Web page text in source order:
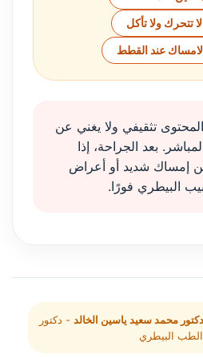
تتحرك ولا تأكل
عند القطط
تثقيفي ولا يغني عن
بعد الجراحة، إذا
إمساك شديد أو أعراض
البيطري فورًا.
دكتور محمد سعيد ياسين الخالد - دكتور
البيطري